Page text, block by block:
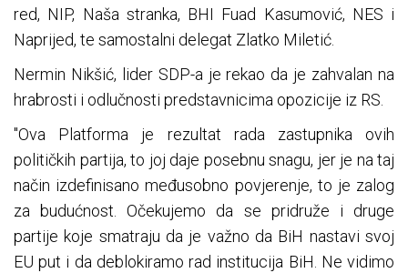
red, NIP, Naša stranka, BHI Fuad Kasumović, NES i
Naprijed, te samostalni delegat Zlatko Miletić.
Nermin Nikšić, lider SDP-a je rekao da je zahvalan na
hrabrosti i odlučnosti predstavnicima opozicije iz RS.
"Ova Platforma je rezultat rada zastupnika ovih
političkih partija, to joj daje posebnu snagu, jer je na taj
način izdefinisano međusobno povjerenje, to je zalog
za budućnost. Očekujemo da se pridruže i druge
partije koje smatraju da je važno da BiH nastavi svoj
EU put i da deblokiramo rad institucija BiH. Ne vidimo